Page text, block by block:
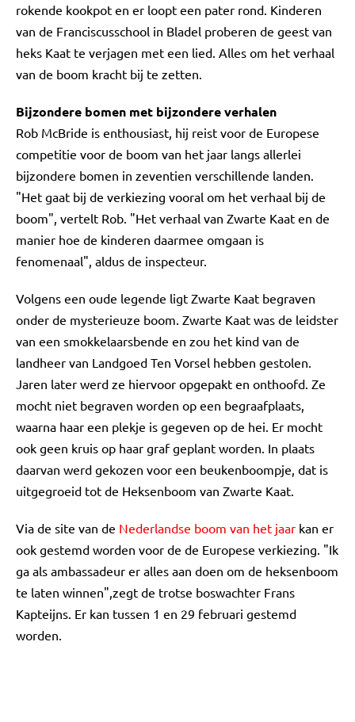
rokende kookpot en er loopt een pater rond. Kinderen
van de Franciscusschool in Bladel proberen de geest van
heks Kaat te verjagen met een lied. Alles om het verhaal
van de boom kracht bij te zetten.
Bijzondere bomen met bijzondere verhalen
Rob McBride is enthousiast, hij reist voor de Europese
competitie voor de boom van het jaar langs allerlei
bijzondere bomen in zeventien verschillende landen.
"Het gaat bij de verkiezing vooral om het verhaal bij de
boom", vertelt Rob. "Het verhaal van Zwarte Kaat en de
manier hoe de kinderen daarmee omgaan is
fenomenaal", aldus de inspecteur.
Volgens een oude legende ligt Zwarte Kaat begraven
onder de mysterieuze boom. Zwarte Kaat was de leidster
van een smokkelaarsbende en zou het kind van de
landheer van Landgoed Ten Vorsel hebben gestolen.
Jaren later werd ze hiervoor opgepakt en onthoofd. Ze
mocht niet begraven worden op een begraafplaats,
waarna haar een plekje is gegeven op de hei. Er mocht
ook geen kruis op haar graf geplant worden. In plaats
daarvan werd gekozen voor een beukenboompje, dat is
uitgegroeid tot de Heksenboom van Zwarte Kaat.
Via de site van de Nederlandse boom van het jaar kan er
ook gestemd worden voor de de Europese verkiezing. "Ik
ga als ambassadeur er alles aan doen om de heksenboom
te laten winnen",zegt de trotse boswachter Frans
Kapteijns. Er kan tussen 1 en 29 februari gestemd
worden.